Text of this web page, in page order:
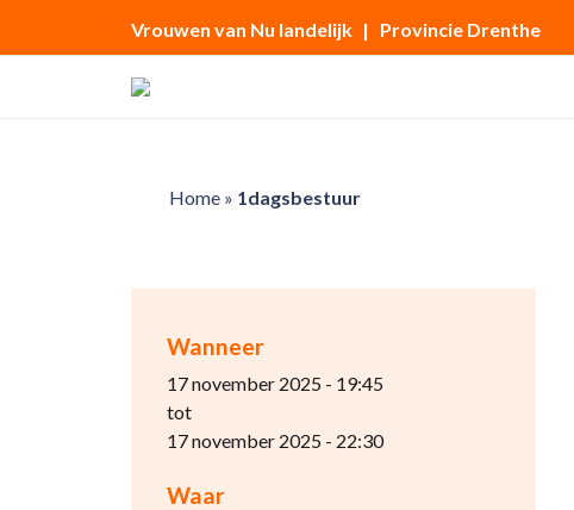
Vrouwen van Nu landelijk | Provincie Drenthe
Home» 1dagsbestuur
Wanneer
17 november 2025 - 19:45
tot
17 november 2025 - 22:30
Waar